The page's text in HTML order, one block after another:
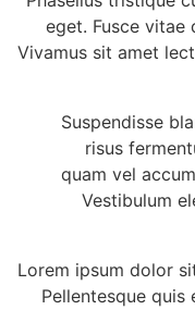
eget. Fusce vitae
Vivamus sit amet
Suspendisse
risus
quam vel
Vestibulum
Lorem ipsum dolor
Pellentesque